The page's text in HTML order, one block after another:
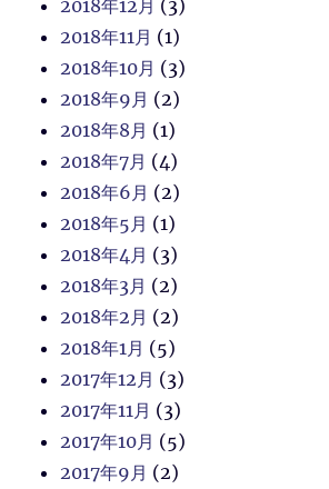
2018年12月 (3)
2018年11月 (1)
2018年10月 (3)
2018年9月 (2)
2018年8月 (1)
2018年7月 (4)
2018年6月 (2)
2018年5月 (1)
2018年4月 (3)
2018年3月 (2)
2018年2月 (2)
2018年1月 (5)
2017年12月 (3)
2017年11月 (3)
2017年10月 (5)
2017年9月 (2)